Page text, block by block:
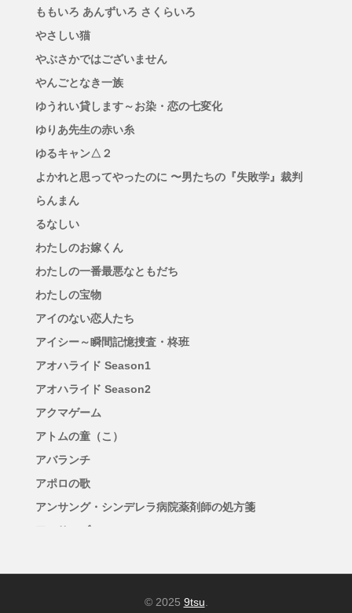
ももいろ あんずいろ さくらいろ
やさしい猫
やぶさかではございません
やんごとなき一族
ゆうれい貸します～お染・恋の七変化
ゆりあ先生の赤い糸
ゆるキャン△２
よかれと思ってやったのに 〜男たちの『失敗学』裁判
らんまん
るなしい
わたしのお嫁くん
わたしの一番最悪なともだち
わたしの宝物
アイのない恋人たち
アイシー～瞬間記憶捜査・柊班
アオハライド Season1
アオハライド Season2
アクマゲーム
アトムの童（こ）
アバランチ
アポロの歌
アンサング・シンデレラ病院薬剤師の処方箋
アンサンブル
アンメット ある脳外科医の日記
イグナイト -法の無法者-© 2025 9tsu